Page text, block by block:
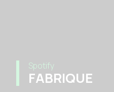
Spotify
FABRIQUE